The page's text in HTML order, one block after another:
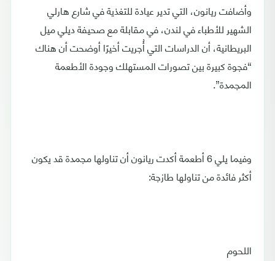
وأضافت ريانون، التي تدير عيادة للتغذية في شارع هارلي
الشهير للأطباء في لندن، في مقابلة مع صحيفة ديلي ميل
البريطانية، أن الدراسات التي أُجريت أخيرًا أوضحت أن هناك
“فجوة كبيرة بين تصورات المستهلك وجودة الأطعمة
المجمدة”.
وفيما يلي 6 أطعمة أكدت ريانون أن تناولها مجمدة قد يكون
أكثر فائدة من تناولها طازجة:
اللحوم